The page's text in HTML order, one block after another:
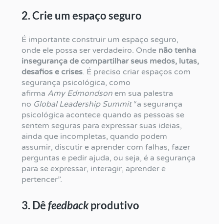
2. Crie um espaço seguro
É importante construir um espaço seguro,
onde ele possa ser verdadeiro. Onde não tenha
insegurança de compartilhar seus medos, lutas,
desafios e crises. É preciso criar espaços com
segurança psicológica, como
afirma Amy Edmondson em sua palestra
no Global Leadership Summit“a segurança
psicológica acontece quando as pessoas se
sentem seguras para expressar suas ideias,
ainda que incompletas, quando podem
assumir, discutir e aprender com falhas, fazer
perguntas e pedir ajuda, ou seja, é a segurança
para se expressar, interagir, aprender e
pertencer”.
3. Dêfeedbackprodutivo